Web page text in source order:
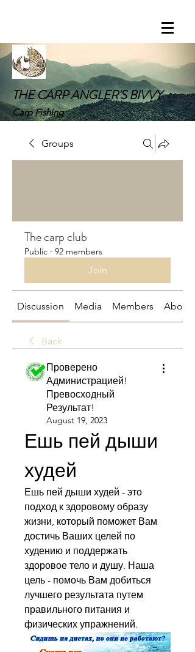
THE CARP ANGLER'S BIVVY
Carp Fishing
Groups
The carp club
Public · 92 members
Join
Discussion Media Members About
Back
Проверено
Администрацией!
Превосходный
Результат!
August 19, 2023
Ешь пей дыши
худей
Ешь пей дыши худей - это
подход к здоровому образу
жизни, который поможет Вам
достичь Ваших целей по
худению и поддержать
здоровое тело и душу. Наша
цель - помочь Вам добиться
лучшего результата путем
правильного питания и
физических упражнений.